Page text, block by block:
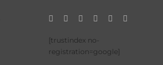
[trustindex no-
registration=google]